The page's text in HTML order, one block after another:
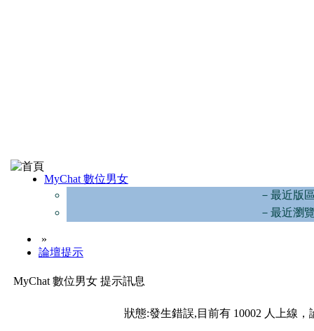
MyChat 數位男女
－最近版
－最近瀏
»
論壇提示
MyChat 數位男女 提示訊息
狀態:發生錯誤,目前有 10002 人上線